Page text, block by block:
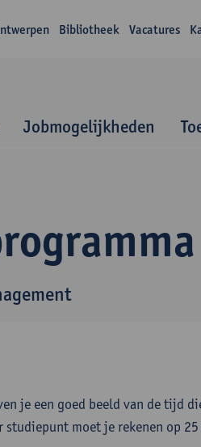
Bibliotheek Vacatures
Jobmogelijkheden
je een goed beeld van de tijd
moet je rekenen op